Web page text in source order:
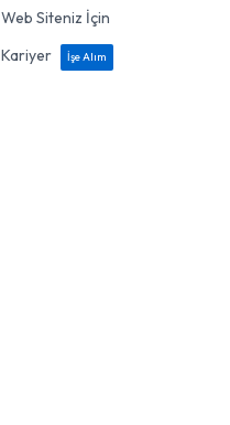
Web Siteniz İçin
Kariyer
İşe Alım